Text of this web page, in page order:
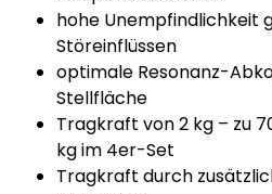
hohe Unempfindlichkeit
Störeinflüssen
optimale Resonanz-
Stellfläche
Tragkraft von 2 kg – zu
kg im 4er-Set
Tragkraft durch